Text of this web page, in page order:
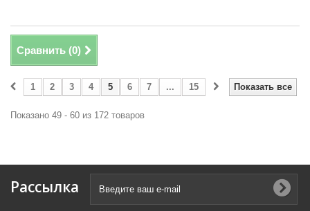
Сравнить (0)
Показать все
1 2 3 4 5 6 7 ... 15
Показано 49 - 60 из 172 товаров
Рассылка